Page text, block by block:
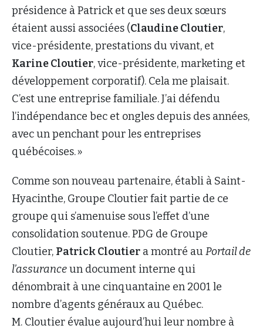
présidence à Patrick et que ses deux sœurs
étaient aussi associées (Claudine Cloutier,
vice-présidente, prestations du vivant, et
Karine Cloutier, vice-présidente, marketing et
développement corporatif). Cela me plaisait.
C’est une entreprise familiale. J’ai défendu
l’indépendance bec et ongles depuis des années,
avec un penchant pour les entreprises
québécoises. »
Comme son nouveau partenaire, établi à Saint-
Hyacinthe, Groupe Cloutier fait partie de ce
groupe qui s’amenuise sous l’effet d’une
consolidation soutenue. PDG de Groupe
Cloutier, Patrick Cloutier a montré au Portail de
l’assuranceun document interne qui
dénombrait à une cinquantaine en 2001 le
nombre d’agents généraux au Québec.
M. Cloutier évalue aujourd’hui leur nombre à